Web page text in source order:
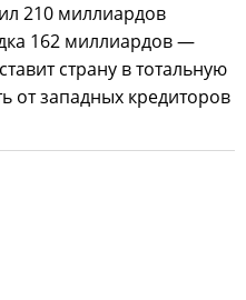
210 миллиардов
162 миллиардов —
страну в тотальную
от западных кредиторов